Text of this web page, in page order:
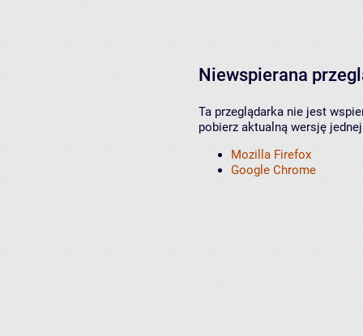
Niewspierana
Ta przeglądarka nie jest
pobierz aktualną wersję
Mozilla Firefox
Google Chrome